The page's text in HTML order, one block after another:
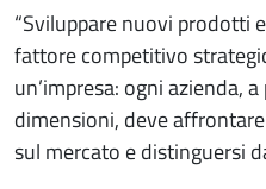
“Sviluppare nuovi prodotti
fattore competitivo
un’impresa: ogni azienda,
dimensioni, deve
sul mercato e distinguersi